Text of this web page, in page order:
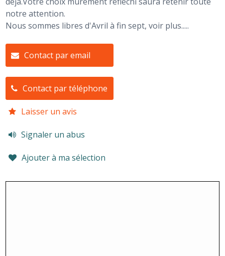
notre attention.
Nous sommes libres d'Avril à fin sept, voir plus.....
Contact par email
Contact par téléphone
Laisser un avis
Signaler un abus
Ajouter à ma sélection